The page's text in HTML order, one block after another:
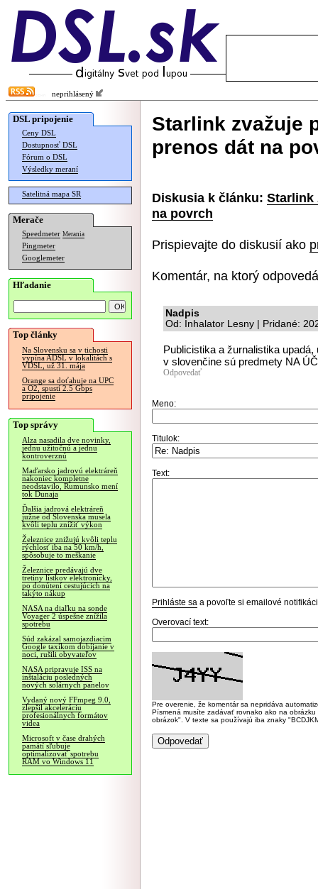
neprihlásený
DSL pripojenie
Ceny DSL
Dostupnosť DSL
Fórum o DSL
Výsledky meraní
Satelitná mapa SR
Merače
Speedmeter Merania
Pingmeter
Googlemeter
Hľadanie
Top články
Na Slovensku sa v tichosti
vypína ADSL v lokalitách s
VDSL, už 31. mája
Orange sa doťahuje na UPC
a O2, spustí 2.5 Gbps
pripojenie
Top správy
Alza nasadila dve novinky,
jednu užitočnú a jednu
kontroverznú
Maďarsko jadrovú elektráreň
nakoniec kompletne
neodstavilo, Rumunsko mení
tok Dunaja
Ďalšia jadrová elektráreň
južne od Slovenska musela
kvôli teplu znížiť výkon
Železnice znižujú kvôli teplu
rýchlosť iba na 50 km/h,
spôsobuje to meškanie
Železnice predávajú dve
tretiny lístkov elektronicky,
po donútení cestujúcich na
takýto nákup
NASA na diaľku na sonde
Voyager 2 úspešne znížila
spotrebu
Súd zakázal samojazdiacim
Google taxíkom dobíjanie v
noci, rušili obyvateľov
NASA pripravuje ISS na
inštaláciu posledných
nových solárnych panelov
Vydaný nový FFmpeg 9.0,
zlepšil akceleráciu
profesionálnych formátov
videa
Microsoft v čase drahých
pamätí sľubuje
optimalizovať spotrebu
RAM vo Windows 11
Starlink zvažuje
prenos dát na
Diskusia k článku: Starlink
na povrch
Prispievajte do diskusií ako
Komentár, na ktorý
Nadpis
Od: Inhalator Lesny | Pridané:
Publicistika a žurnalistika
v slovenčine sú predmety NA
Odpovedať
Meno:
Titulok:
Text:
Prihláste sa a povoľte si emailové
Overovací text:
Pre overenie, že komentár sa nepridáva
Písmená musíte zadávať rovnako ako na
obrázok". V texte sa používajú iba znaky